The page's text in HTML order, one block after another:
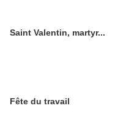
Saint Valentin, martyr...
Fête du travail